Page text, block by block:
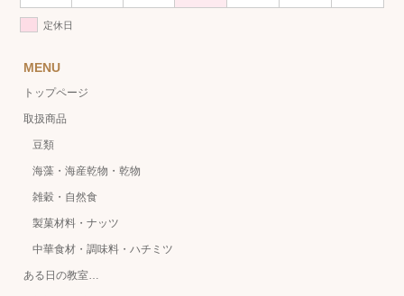
定休日
MENU
トップページ
取扱商品
豆類
海藻・海産乾物・乾物
雑穀・自然食
製菓材料・ナッツ
中華食材・調味料・ハチミツ
ある日の教室…